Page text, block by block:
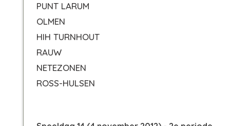
PUNT LARUM
OLMEN
HIH TURNHOUT
RAUW
NETEZONEN
ROSS-HULSEN